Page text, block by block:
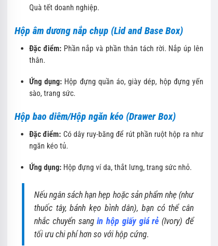
Quà tết doanh nghiệp.
Hộp âm dương nắp chụp (Lid and Base Box)
Đặc điểm:Phần nắp và phần thân tách rời. Nắp úp lên
thân.
Ứng dụng: Hộp đựng quần áo, giày dép, hộp đựng yến
sào, trang sức.
Hộp bao diêm/Hộp ngăn kéo (Drawer Box)
Đặc điểm: Có dây ruy-băng để rút phần ruột hộp ra như
ngăn kéo tủ.
Ứng dụng: Hộp đựng ví da, thắt lưng, trang sức nhỏ.
Nếu ngân sách hạn hẹp hoặc sản phẩm nhẹ (như
thuốc tây, bánh kẹo bình dân), bạn có thể cân
nhắc chuyển sangin hộp giấy giá rẻ (Ivory) để
tối ưu chi phí hơn so với hộp cứng.